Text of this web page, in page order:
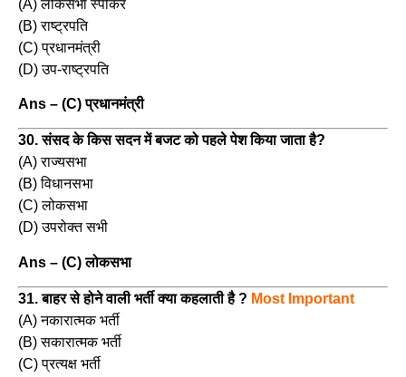
(A) लोकसभा स्पीकर
(B) राष्ट्रपति
(C) प्रधानमंत्री
(D) उप-राष्ट्रपति
Ans – (C) प्रधानमंत्री
30. संसद के किस सदन में बजट को पहले पेश किया जाता है?
(A) राज्यसभा
(B) विधानसभा
(C) लोकसभा
(D) उपरोक्त सभी
Ans – (C) लोकसभा
31. बाहर से होने वाली भर्ती क्या कहलाती है ? Most Important
(A) नकारात्मक भर्ती
(B) सकारात्मक भर्ती
(C) प्रत्यक्ष भर्ती